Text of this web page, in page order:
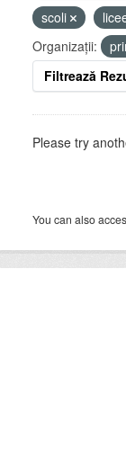
scoli
Organizații:
Filtrează
Please try
You can also